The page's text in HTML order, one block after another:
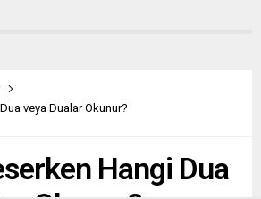
veya Dualar Okunur?
Hangi Dua